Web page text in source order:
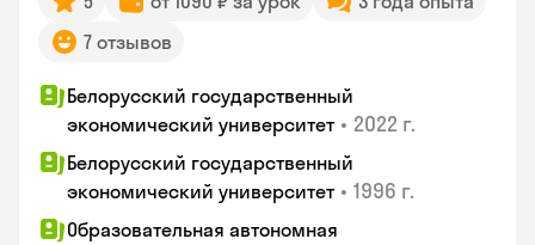
7 отзывов
Белорусский государственный
экономический университет • 2022 г.
Белорусский государственный
экономический университет • 1996 г.
Образовательная автономная